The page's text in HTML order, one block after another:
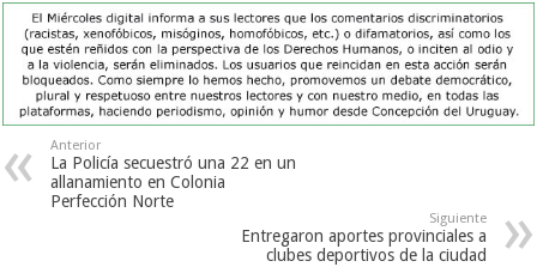
Anterior
La Policía secuestró una 22 en un
allanamiento en Colonia
Perfección Norte
Siguiente
Entregaron aportes provinciales a
clubes deportivos de la ciudad